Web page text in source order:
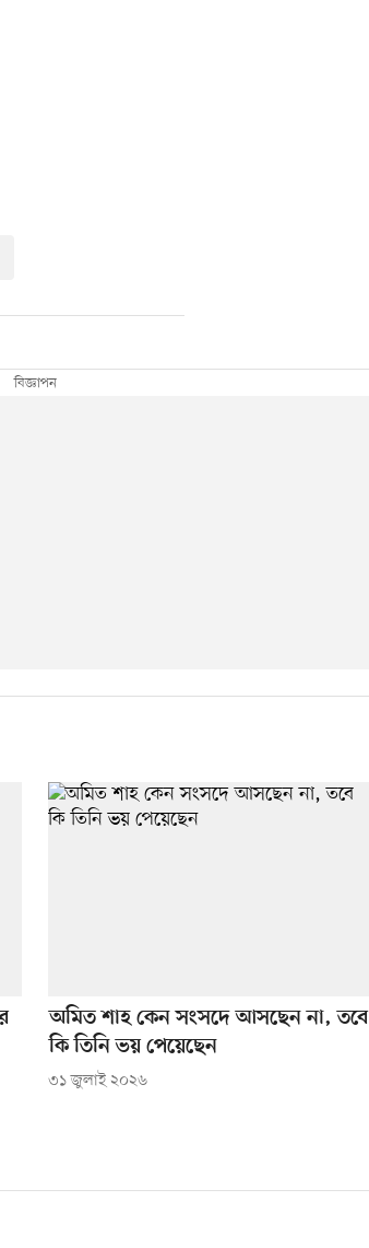
অমিত শাহ কেন সংসদে আসছেন না, তবে
কি তিনি ভয় পেয়েছেন
৩১ জুলাই ২০২৬